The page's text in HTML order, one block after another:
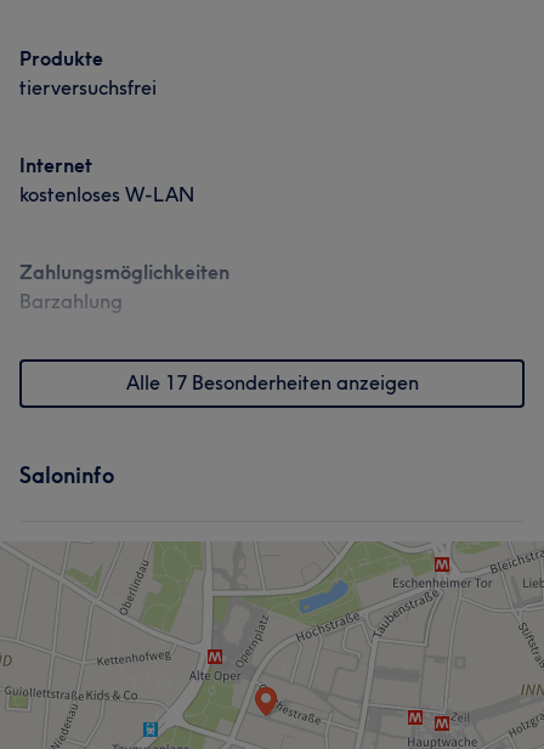
Was unsere Kunden über Kristina sagen
Herzlich 14
Produkte
tierversuchsfrei
Internet
kostenloses W-LAN
Zahlungsmöglichkeiten
Barzahlung
Alle 17 Besonderheiten anzeigen
Saloninfo